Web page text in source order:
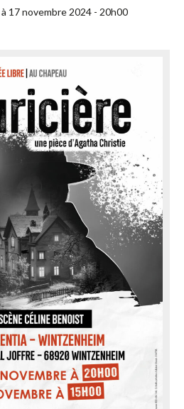
à 17 novembre 2024 - 20h00